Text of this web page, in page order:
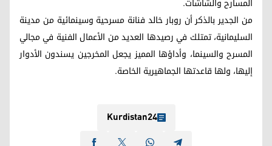
من الجدير بالذكر أن روبار خالد فنانة مسرحية وسينمائية من مدينة
السليمانية، تمتلك في رصيدها العديد من الأعمال الفنية في مجالي
المسرح والسينما، وأداؤها المميز يجعل المخرجين يسندون الأدوار
إليها، ولها قاعدتها الجماهيرية الخاصة.
Kurdistan24